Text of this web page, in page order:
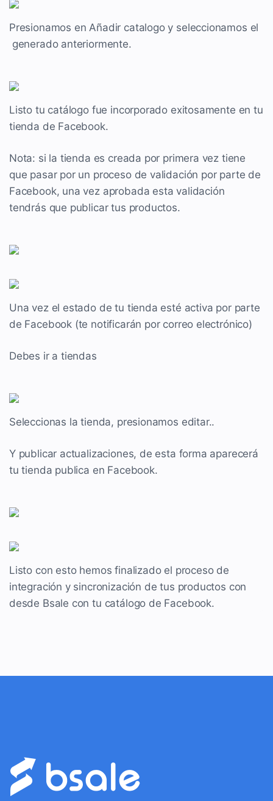
Presionamos en Añadir catalogo y seleccionamos el
generado anteriormente.
Listo tu catálogo fue incorporado exitosamente en tu
tienda de Facebook.
Nota: si la tienda es creada por primera vez tiene
que pasar por un proceso de validación por parte de
Facebook, una vez aprobada esta validación
tendrás que publicar tus productos.
Una vez el estado de tu tienda esté activa por parte
de Facebook (te notificarán por correo electrónico)
Debes ir a tiendas
Seleccionas la tienda, presionamos editar..
Y publicar actualizaciones, de esta forma aparecerá
tu tienda publica en Facebook.
Listo con esto hemos finalizado el proceso de
integración y sincronización de tus productos con
desde Bsale con tu catálogo de Facebook.